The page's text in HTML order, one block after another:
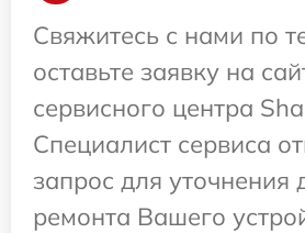
Свяжитесь с нами по
оставьте заявку на
сервисного центра
Специалист сервиса
запрос для уточнения
ремонта Вашего